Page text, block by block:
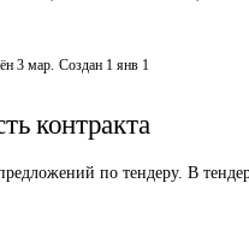
3 мар. Создан 1 янв 1
контракта
по тендеру. В